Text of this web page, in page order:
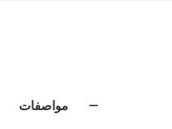
مواصفات